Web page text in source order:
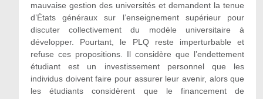
mauvaise gestion des universités et demandent la tenue
d’États généraux sur l’enseignement supérieur pour
discuter collectivement du modèle universitaire à
développer. Pourtant, le PLQ reste imperturbable et
refuse ces propositions. Il considère que l’endettement
étudiant est un investissement personnel que les
individus doivent faire pour assurer leur avenir, alors que
les étudiants considèrent que le financement de